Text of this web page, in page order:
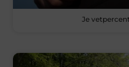
Je